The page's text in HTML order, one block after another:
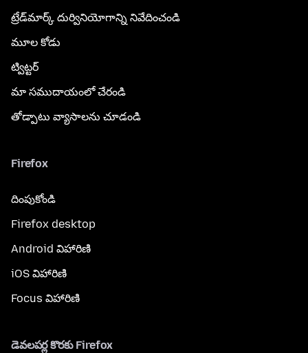
ట్రేడ్‌మార్క్ దుర్వినియోగాన్ని నివేదించండి
మూల కోడు
ట్విట్టర్
మా సముదాయంలో చేరండి
తోడ్పాటు వ్యాసాలను చూడండి
Firefox
దింపుకోండి
Firefox desktop
Android విహారిణి
iOS విహారిణి
Focus విహారిణి
డెవలపర్ల కొరకు Firefox